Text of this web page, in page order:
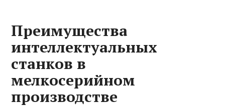
Преимущества
интеллектуальных
станков в
мелкосерийном
производстве